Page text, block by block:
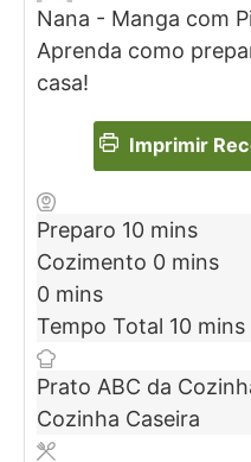
Nana - Manga com
Aprenda como
casa!
Imprimir
Preparo 10 mins
Cozimento 0 mins
0 mins
Tempo Total 10 mins
Prato ABC da
Cozinha Caseira